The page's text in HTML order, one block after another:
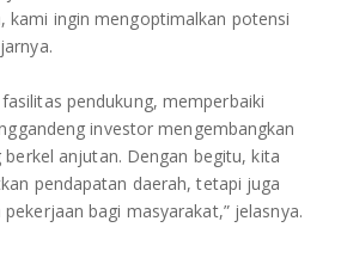
kami ingin mengoptimalkan potensi
pendukung, memperbaiki
investor mengembangkan
anjutan. Dengan begitu, kita
pendapatan daerah, tetapi juga
bagi masyarakat,” jelasnya.